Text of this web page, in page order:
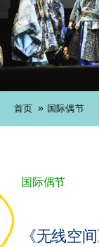
教育
社区
和偶们一起玩
关于
SEARCH
首页 国际偶节
国际偶节
《无线空